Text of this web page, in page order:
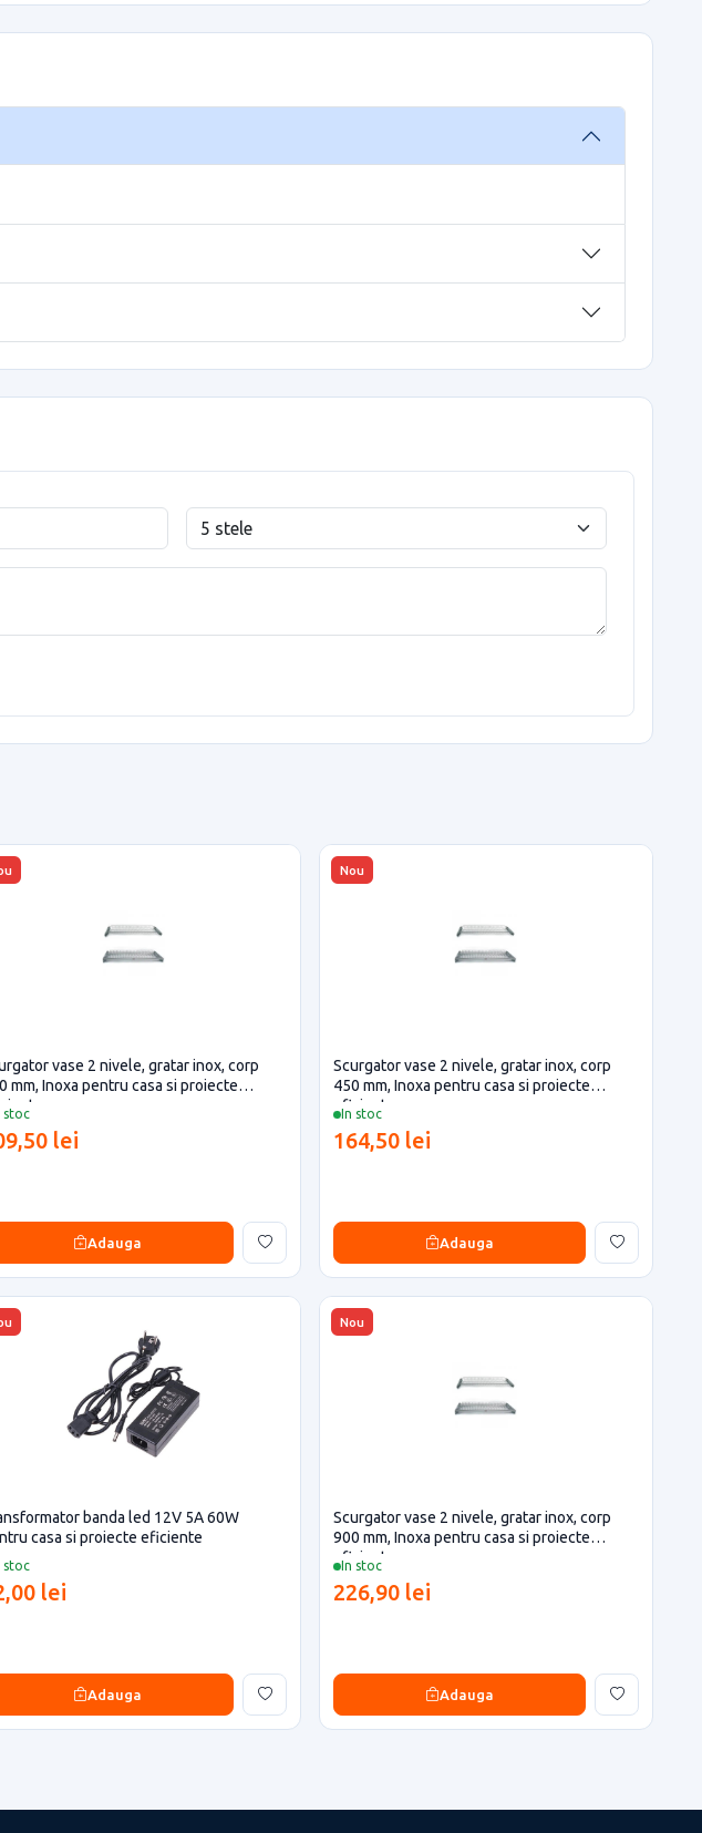
stoc
vase 2 nivele, gratar inox, corp
mm, Inoxa pentru casa si proiecte
lei
Adauga
Nou
In stoc
Scurgator vase 2 nivele, gratar inox, corp
450 mm, Inoxa pentru casa si proiecte
eficiente
164,50 lei
Adauga
stoc
banda led 12V 5A 60W
casa si proiecte eficiente
lei
Adauga
Nou
In stoc
Scurgator vase 2 nivele, gratar inox, corp
900 mm, Inoxa pentru casa si proiecte
eficiente
226,90 lei
Adauga